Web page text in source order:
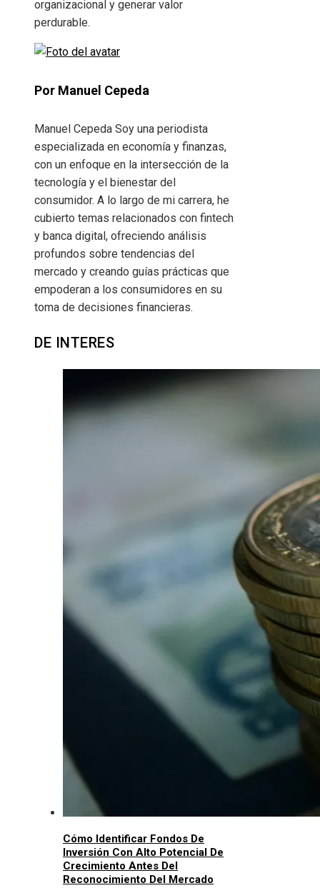
organizacional y generar valor
perdurable.
Por Manuel Cepeda
Manuel Cepeda Soy una periodista
especializada en economía y finanzas,
con un enfoque en la intersección de la
tecnología y el bienestar del
consumidor. A lo largo de mi carrera, he
cubierto temas relacionados con fintech
y banca digital, ofreciendo análisis
profundos sobre tendencias del
mercado y creando guías prácticas que
empoderan a los consumidores en su
toma de decisiones financieras.
DE INTERES
Cómo Identificar Fondos De
Inversión Con Alto Potencial De
Crecimiento Antes Del
Reconocimiento Del Mercado